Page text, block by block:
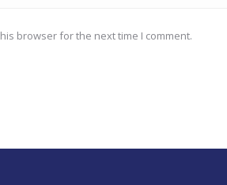
browser for the next time I comment.